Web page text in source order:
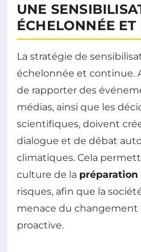
UNE
ÉCHELONNÉE
La stratégie de
échelonnée et continue.
de rapporter des
médias, ainsi que les
scientifiques, doivent
dialogue et de débat
climatiques. Cela
culture de la préparation
risques, afin que la
menace du
proactive.